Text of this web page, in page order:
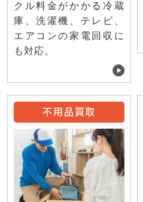
クル料金がかかる冷蔵
庫、洗濯機、テレビ、
エアコンの家電回収に
も対応。
不用品買取